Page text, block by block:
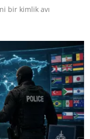
bir kimlik avı